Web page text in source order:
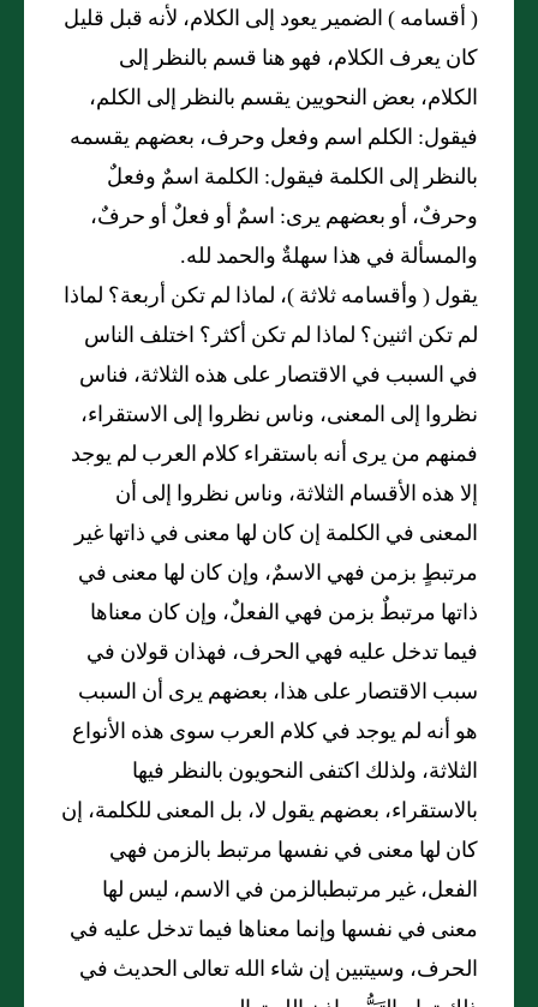
( أقسامه ) الضمير يعود إلى الكلام، لأنه قبل قليل
كان يعرف الكلام، فهو هنا قسم بالنظر إلى
الكلام، بعض النحويين يقسم بالنظر إلى الكلم،
فيقول: الكلم اسم وفعل وحرف، بعضهم يقسمه
بالنظر إلى الكلمة فيقول: الكلمة اسمٌ وفعلٌ
وحرفٌ، أو بعضهم يرى: اسمٌ أو فعلٌ أو حرفٌ،
والمسألة في هذا سهلةٌ والحمد لله.
يقول ( وأقسامه ثلاثة )، لماذا لم تكن أربعة؟ لماذا
لم تكن اثنين؟ لماذا لم تكن أكثر؟ اختلف الناس
في السبب في الاقتصار على هذه الثلاثة، فناس
نظروا إلى المعنى، وناس نظروا إلى الاستقراء،
فمنهم من يرى أنه باستقراء كلام العرب لم يوجد
إلا هذه الأقسام الثلاثة، وناس نظروا إلى أن
المعنى في الكلمة إن كان لها معنى في ذاتها غير
مرتبطٍ بزمن فهي الاسمٌ، وإن كان لها معنى في
ذاتها مرتبطٌ بزمن فهي الفعلٌ، وإن كان معناها
فيما تدخل عليه فهي الحرف، فهذان قولان في
سبب الاقتصار على هذا، بعضهم يرى أن السبب
هو أنه لم يوجد في كلام العرب سوى هذه الأنواع
الثلاثة، ولذلك اكتفى النحويون بالنظر فيها
بالاستقراء، بعضهم يقول لا، بل المعنى للكلمة، إن
كان لها معنى في نفسها مرتبط بالزمن فهي
الفعل، غير مرتبطبالزمن في الاسم، ليس لها
معنى في نفسها وإنما معناها فيما تدخل عليه في
الحرف، وسيتبين إن شاء الله تعالى الحديث في